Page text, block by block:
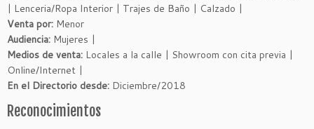
| Lenceria/Ropa Interior | Trajes de Baño | Calzado |
Venta por: Menor
Audiencia: Mujeres |
Medios de venta: Locales a la calle | Showroom con cita previa |
Online/Internet |
En el Directorio desde: Diciembre/2018
Reconocimientos